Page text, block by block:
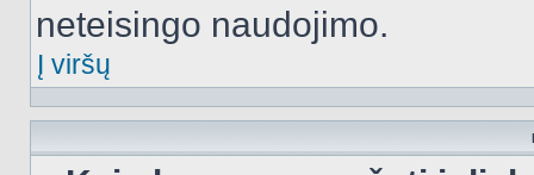
neteisingo naudojimo.
Į viršų